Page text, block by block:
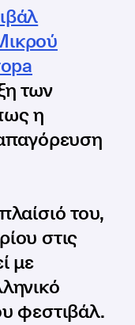
των
η
του,
στις
με
φεστιβάλ.